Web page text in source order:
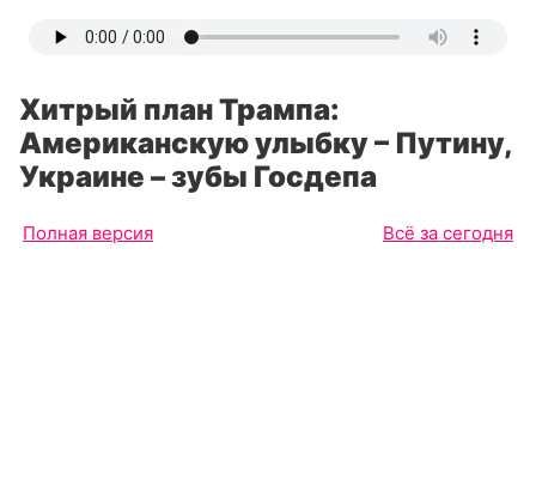
Хитрый план Трампа:
Американскую улыбку – Путину,
Украине – зубы Госдепа
Полная версия Всё за сегодня